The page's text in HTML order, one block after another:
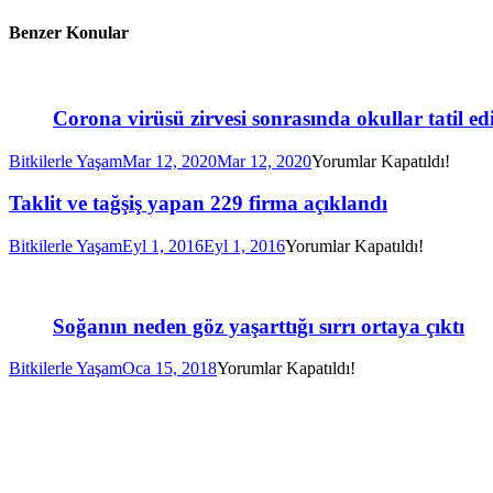
Benzer Konular
Corona virüsü zirvesi sonrasında okullar tatil
Bitkilerle YaşamMar 12, 2020Mar 12, 2020Yorumlar Kapatıldı!
Taklit ve tağşiş yapan 229 firma açıklandı
Bitkilerle YaşamEyl 1, 2016Eyl 1, 2016Yorumlar Kapatıldı!
Soğanın neden göz yaşarttığı sırrı ortaya çıktı
Bitkilerle YaşamOca 15, 2018Yorumlar Kapatıldı!